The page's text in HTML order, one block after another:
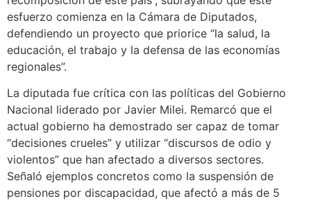
esfuerzo comienza en la Cámara de Diputados,
defendiendo un proyecto que priorice “la salud, la
educación, el trabajo y la defensa de las economías
regionales”.
La diputada fue crítica con las políticas del Gobierno
Nacional liderado por Javier Milei. Remarcó que el
actual gobierno ha demostrado ser capaz de tomar
“decisiones crueles” y utilizar “discursos de odio y
violentos” que han afectado a diversos sectores.
Señaló ejemplos concretos como la suspensión de
pensiones por discapacidad, que afectó a más de 5